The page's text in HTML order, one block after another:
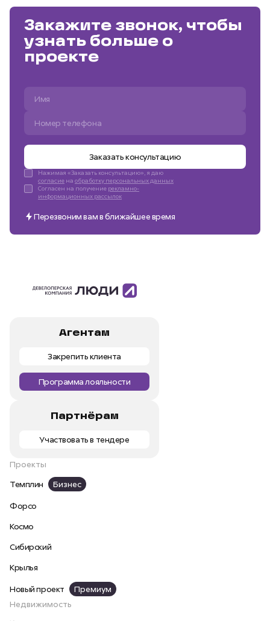
Закажите звонок, чтобы
узнать больше о
проекте
Заказать консультацию
Нажимая «Заказать консультацию», я даю
согласие на обработку персональных данных
Согласен на получение рекламно-
информационных рассылок
Перезвоним вам в ближайшее время
Агентам
Закрепить клиента
Программа лояльности
Партнёрам
Участвовать в тендере
Проекты
Темплин
Бизнес
Форсо
Космо
Сибирский
Крылья
Новый проект
Премиум
Недвижимость